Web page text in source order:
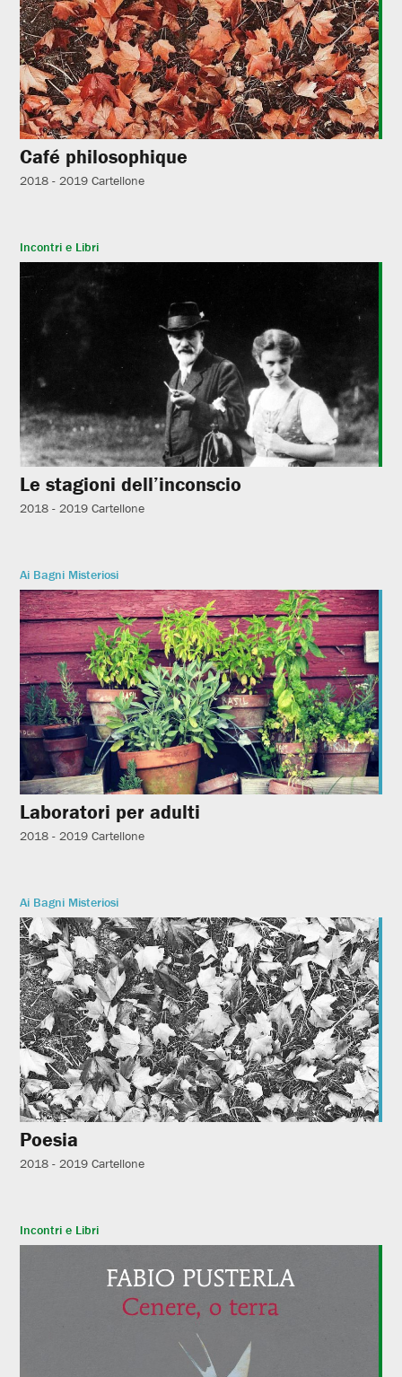
Café philosophique
2018 - 2019 Cartellone
Incontri e Libri
Le stagioni dell’inconscio
2018 - 2019 Cartellone
Ai Bagni Misteriosi
Laboratori per adulti
2018 - 2019 Cartellone
Ai Bagni Misteriosi
Poesia
2018 - 2019 Cartellone
Incontri e Libri